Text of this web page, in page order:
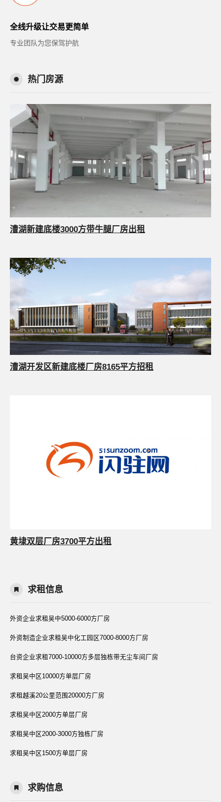
全线升级让交易更简单
专业团队为您保驾护航
热门房源
漕湖新建底楼3000方带牛腿厂房出租
漕湖开发区新建底楼厂房8165平方招租
黄埭双层厂房3700平方出租
求租信息
外资企业求租吴中5000-6000方厂房
外资制造企业求租吴中化工园区7000-8000方厂房
台资企业求租7000-10000方多层独栋带无尘车间厂房
求租吴中区10000方单层厂房
求租越溪20公里范围20000方厂房
求租吴中区2000方单层厂房
求租吴中区2000-3000方独栋厂房
求租吴中区1500方单层厂房
求购信息